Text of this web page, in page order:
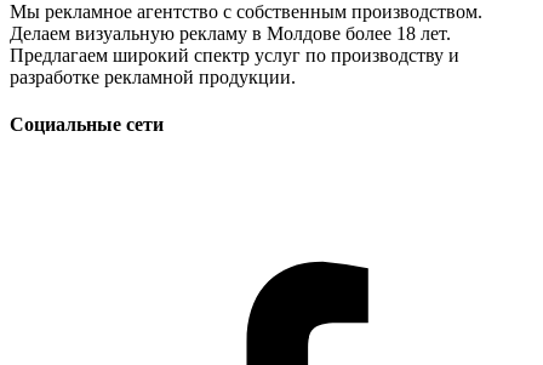
Мы рекламное агентство с собственным производством.
Делаем визуальную рекламу в Молдове более 18 лет.
Предлагаем широкий спектр услуг по производству и
разработке рекламной продукции.
Социальные сети